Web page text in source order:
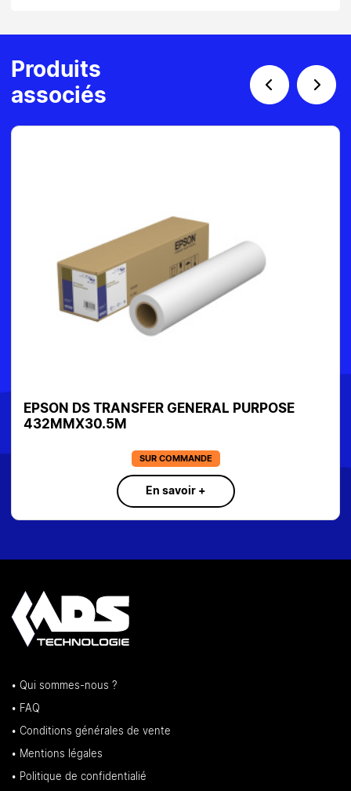
Produits
associés
EPSON DS TRANSFER GENERAL PURPOSE
432MMX30.5M
SUR COMMANDE
En savoir +
• Qui sommes-nous ?
• FAQ
• Conditions générales de vente
• Mentions légales
• Politique de confidentialié